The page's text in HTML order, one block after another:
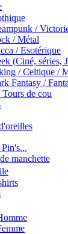
/
/ Métal
/ Esotérique
(Ciné, séries,
/ Celtique /
Fantasy /
de cou
manchette